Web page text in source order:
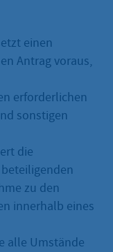
einen
Antrag voraus,
erforderlichen
sonstigen
die
zu den
innerhalb eines
alle Umstände